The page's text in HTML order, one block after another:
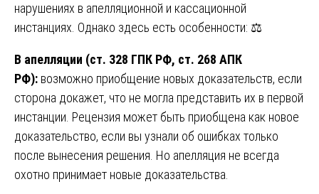
нарушениях в апелляционной и кассационной
инстанциях. Однако здесь есть особенности: ⚖️
В апелляции (ст. 328 ГПК РФ, ст. 268 АПК
РФ): возможно приобщение новых доказательств, если
сторона докажет, что не могла представить их в первой
инстанции. Рецензия может быть приобщена как новое
доказательство, если вы узнали об ошибках только
после вынесения решения. Но апелляция не всегда
охотно принимает новые доказательства.